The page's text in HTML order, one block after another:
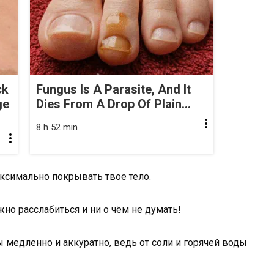
Fungus Is A Parasite, And It
Dies From A Drop Of Plain...
8 h 52 min
покрывать твое тело.
расслабиться и ни о чём не думать!
и аккуратно, ведь от соли и горячей воды